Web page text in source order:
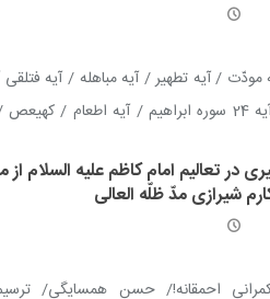
در تعالیم امام کاظم علیه السلام
شیرازی مدّ ظلّه العالی
احمقانه!/ حسن همسایگی/